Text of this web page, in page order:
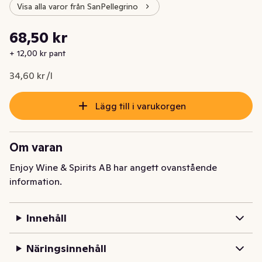
Visa alla varor från SanPellegrino
Nuvarande pris är: 68,50 kr
68,50 kr
+ 12,00 kr pant
34,60 kr /l
Styckpris: 34,60 kr /l
Lägg till i varukorgen
Om varan
Enjoy Wine & Spirits AB har angett ovanstående
information.
Innehåll
Näringsinnehåll